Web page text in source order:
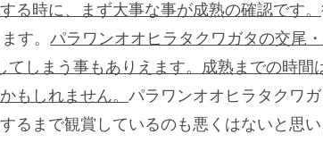
る時に、まず大事な事が成熟の確認です。
す。 パラワンオオヒラタクワガタの交尾
しまう事もありえます。成熟までの時間
もしれません。 パラワンオオヒラタクワ
るまで観賞しているのも悪くはないと思い